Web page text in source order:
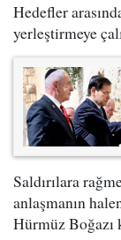
Hedefler
yerleştirmeye
Saldırılara
anlaşmanın
Hürmüz Boğazı